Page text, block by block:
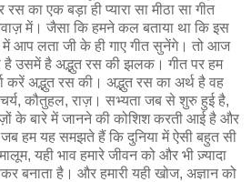
का एक बड़ा ही प्यारा सा मीठा सा गीत
में। जैसा कि हमने कल बताया था कि इस
आप लता जी के ही गाए गीत सुनेंगे। तो आज
है उसमें है अद्भुत रस की झलक। गीत पर हम
करें अद्भुत रस की। अद्भुत रस का अर्थ है वह
कौतुहल, राज़। सभ्यता जब से शुरु हुई है,
के बारे में जानने की कोशिश करती आई है और
हम यह समझते हैं कि दुनिया में ऐसी बहुत सी
यही भाव हमारे जीवन को और भी ज़्यादा
बनाता है। और हमारी यही खोज, अज्ञान को